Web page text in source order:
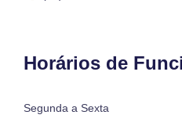
Horários de
Segunda a Sexta